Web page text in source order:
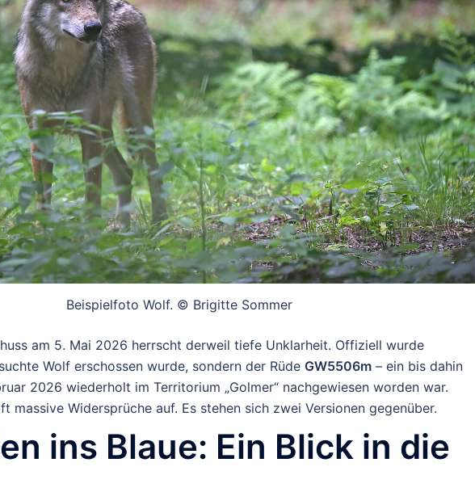
Beispielfoto Wolf. © Brigitte Sommer
am 5. Mai 2026 herrscht derweil tiefe Unklarheit. Offiziell wurde
Wolf erschossen wurde, sondern der Rüde GW5506m – ein bis dahin
2026 wiederholt im Territorium „Golmer“ nachgewiesen worden war.
massive Widersprüche auf. Es stehen sich zwei Versionen gegenüber.
ins Blaue: Ein Blick in die